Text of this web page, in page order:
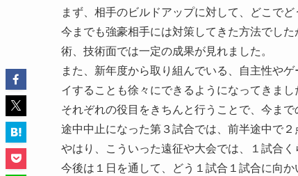
まず、相手のビルドアップに対して、どこで
今までも強豪相手には対策してきた方法でし
術、技術面では一定の成果が見れました。
また、新年度から取り組んでいる、自主性や
イすることも徐々にできるようになってきまし
それぞれの役目をきちんと行うことで、今ま
途中中止になった第３試合では、前半途中で２
やはり、こういった遠征や大会では、１試合
今後は１日を通して、どう１試合１試合に向